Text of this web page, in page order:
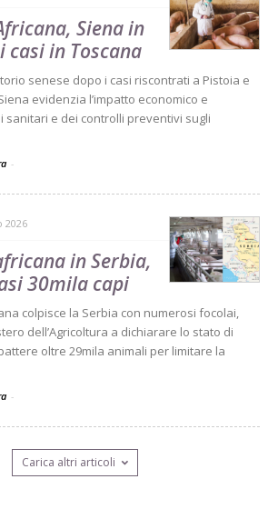
Siena in
in Toscana
senese dopo i casi riscontrati a Pistoia e
evidenzia l’impatto economico e
sanitari e dei controlli preventivi sugli
-
2026
in Serbia,
30mila capi
colpisce la Serbia con numerosi focolai,
dell’Agricoltura a dichiarare lo stato di
oltre 29mila animali per limitare la
-
Carica altri articoli